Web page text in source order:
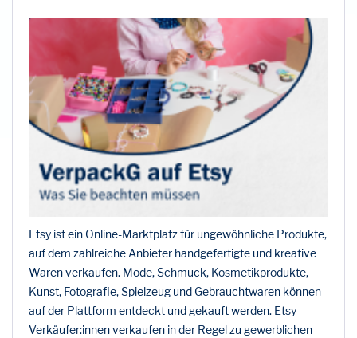
Etsy ist ein Online-Marktplatz für ungewöhnliche Produkte,
auf dem zahlreiche Anbieter handgefertigte und kreative
Waren verkaufen. Mode, Schmuck, Kosmetikprodukte,
Kunst, Fotografie, Spielzeug und Gebrauchtwaren können
auf der Plattform entdeckt und gekauft werden. Etsy-
Verkäufer:innen verkaufen in der Regel zu gewerblichen